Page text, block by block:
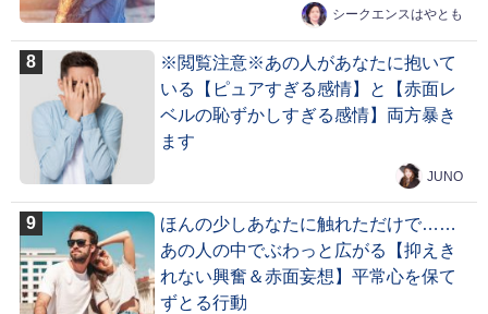
シークエンスはやとも
※閲覧注意※あの人があなたに抱いて
いる【ピュアすぎる感情】と【赤面レ
ベルの恥ずかしすぎる感情】両方暴き
ます
JUNO
ほんの少しあなたに触れただけで……
あの人の中でぶわっと広がる【抑えき
れない興奮＆赤面妄想】平常心を保て
ずとる行動